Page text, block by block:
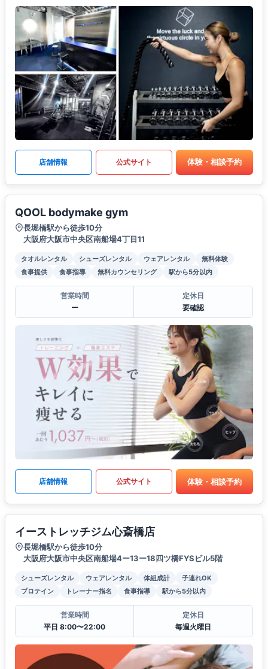
店舗情報 公式サイト 体験・相談予約
QOOL bodymake gym
長堀橋駅から徒歩10分
大阪府大阪市中央区南船場4丁目11
タオルレンタル シューズレンタル ウェアレンタル
無料体験
食事提供
食事指導 無料カウンセリング 駅から5分以内
営業時間
ー
定休日
要確認
店舗情報 公式サイト 体験・相談予約
イーストレッチジム心斎橋店
長堀橋駅から徒歩10分
大阪府大阪市中央区南船場4ー13ー18四ツ橋FYSビル5階
シューズレンタル ウェアレンタル 体組成計
子連れOK
プロテイン
トレーナー指名 食事指導 駅から5分以内
営業時間
平日 8:00〜22:00
定休日
毎週火曜日